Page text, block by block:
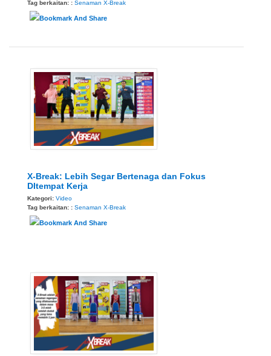
Tag berkaitan: : Senaman X-Break
X-Break: Lebih Segar Bertenaga dan Fokus
DItempat Kerja
Kategori: Video
Tag berkaitan: : Senaman X-Break